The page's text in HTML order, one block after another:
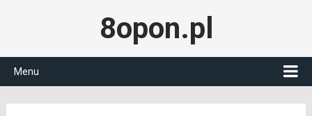
8opon.pl
Menu